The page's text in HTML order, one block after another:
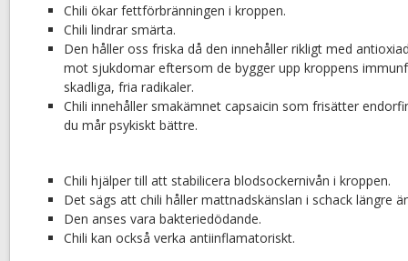
Chili ökar fettförbränningen i kroppen.
Chili lindrar smärta.
Den håller oss friska då den innehåller rikligt med
mot sjukdomar eftersom de bygger upp kroppens
skadliga, fria radikaler.
Chili innehåller smakämnet capsaicin som frisätter
du mår psykiskt bättre.
Chili hjälper till att stabilicera blodsockernivån i kroppen.
Det sägs att chili håller mattnadskänslan i schack längre
Den anses vara bakteriedödande.
Chili kan också verka antiinflamatoriskt.